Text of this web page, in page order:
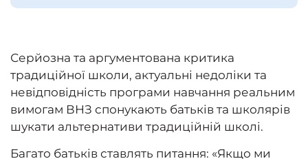
Серйозна та аргументована критика
традиційної школи, актуальні недоліки та
невідповідність програми навчання реальним
вимогам ВНЗ спонукають батьків та школярів
шукати альтернативи традиційній школі.
Багато батьків ставлять питання: «Якщо ми